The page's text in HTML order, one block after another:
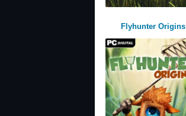
Flyhunter Origins